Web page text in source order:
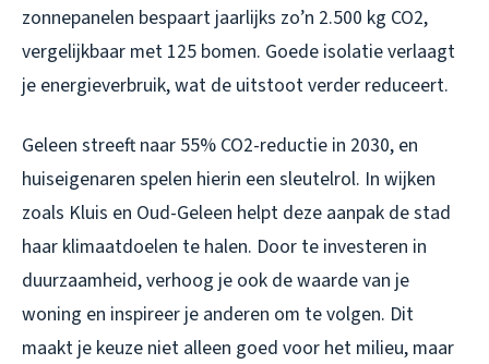
zonnepanelen bespaart jaarlijks zo’n 2.500 kg CO2,
vergelijkbaar met 125 bomen. Goede isolatie verlaagt
je energieverbruik, wat de uitstoot verder reduceert.
Geleen streeft naar 55% CO2-reductie in 2030, en
huiseigenaren spelen hierin een sleutelrol. In wijken
zoals Kluis en Oud-Geleen helpt deze aanpak de stad
haar klimaatdoelen te halen. Door te investeren in
duurzaamheid, verhoog je ook de waarde van je
woning en inspireer je anderen om te volgen. Dit
maakt je keuze niet alleen goed voor het milieu, maar